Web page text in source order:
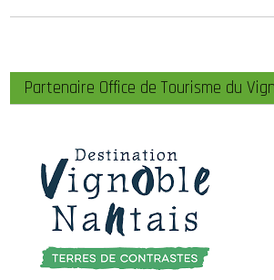
Partenaire Office de Tourisme du